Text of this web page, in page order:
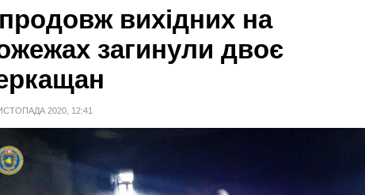
вихідних на
загинули двоє
2020, 12:41